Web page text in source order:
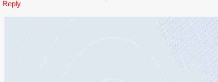
Reply